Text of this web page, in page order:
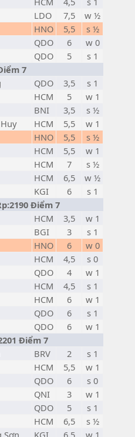
LDO 7,5
w ½
HNO 5,5
s ½
QDO 6
w 0
QDO 5
s 1
7
QDO 3,5
s 1
HCM 5
w 1
BNI 3,5
s ½
HCM 5,5
w 1
HNO 5,5
s ½
HCM 5,5
w 1
HCM 7
s ½
HCM 6,5
w ½
KGI 6
s 1
Điểm 7
HCM 3,5
w 1
BGI 3
s 1
HNO 6
w 0
HCM 4,5
s 0
QDO 4
w 1
HCM 4,5
s 1
HCM 6
w 1
QDO 6
s 1
QDO 6
w 1
Điểm 7
BRV 2
s 1
HCM 5,5
w 1
QDO 6
s 0
QNI 3
w 1
QDO 5
s 1
HCM 6,5
s ½
Sơn KGI 6,5
w 1